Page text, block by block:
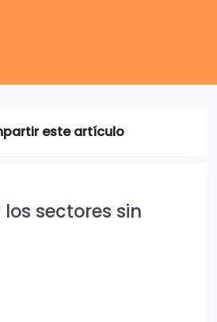
este artículo
sectores sin